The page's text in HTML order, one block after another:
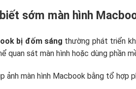
sớm màn hình
bị đốm sáng thường phát triển
quan sát màn hình hoặc dùng phần
ảnh màn hình Macbook bằng tổ hợp